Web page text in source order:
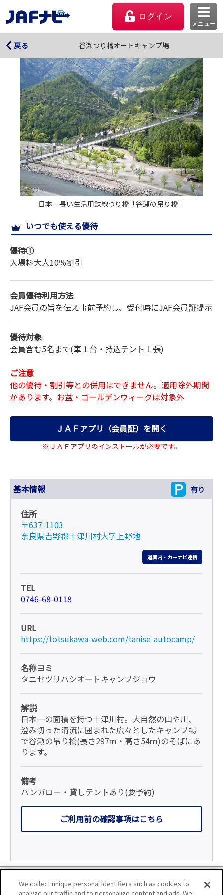
ログイン
メニュー
マイページ
会員優待のご利用方法
サイトマップ
戻る 谷瀬つり橋オートキャンプ場
谷瀬つり橋オートキャンプ場
日本一長い生活用鉄線つり橋「谷瀬の吊り橋」
いつでも使える優待
優待①
入場料大人10％割引
会員優待利用方法
JAF会員の旨を伝え事前予約し、受付時にJAF会員証提示
優待対象
会員含む5名まで(車１台・持込テント１張)
ご注意
他の優待・割引等との併用はできません。適用除外期間
があります。お盆・ゴールデンウィークは対象外
ＪＡＦアプリ（会員証）を開く
※ＪＡＦアプリのインストールが必要です。
基本情報 有り
住所
〒637-1103
奈良県吉野郡十津川村大字上野地
道案内・カーナビ連携
TEL
0746-68-0118
URL
https://totsukawa-web.com/tanise-autocamp/
名称ヨミ
タニセツリバシオートキャンプジョウ
解説
日本一の面積を持つ十津川村。大自然の山や川、
澄み切った清流に囲まれた広々としたキャンプ場
で谷瀬の吊り橋(長さ297ｍ・高さ54ｍ)のそばにあ
ります。
備考
バンガロー・貸しテントあり(要予約)
ご利用前の確認事項はこちら
We collect unique personal identifiers such as cookies to
analyze our traffic and to personalize content and ads. We